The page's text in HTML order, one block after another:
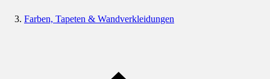
Farben, Tapeten & Wandverkleidungen